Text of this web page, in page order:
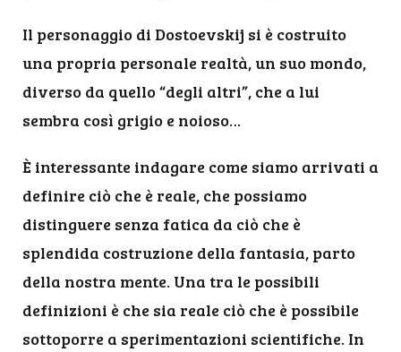
Il personaggio di Dostoevskij si è costruito
una propria personale realtà, un suo mondo,
diverso da quello “degli altri”, che a lui
sembra così grigio e noioso…
È interessante indagare come siamo arrivati a
definire ciò che è reale, che possiamo
distinguere senza fatica da ciò che è
splendida costruzione della fantasia, parto
della nostra mente. Una tra le possibili
definizioni è che sia reale ciò che è possibile
sottoporre a sperimentazioni scientifiche. In